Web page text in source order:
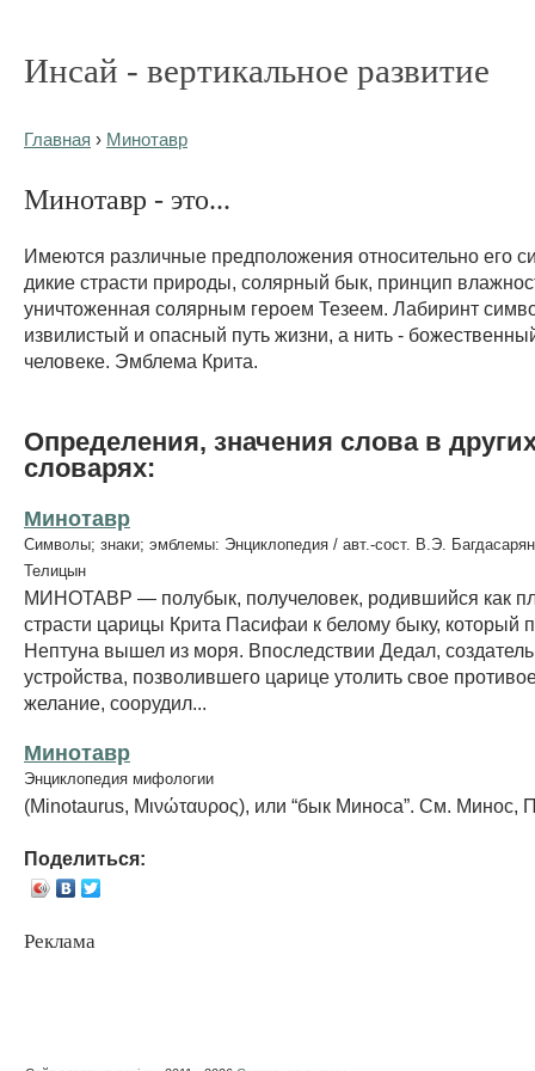
Инсай - вертикальное развитие
Главная › Минотавр
Минотавр - это...
Имеются различные предположения относительно его
дикие страсти природы, солярный бык, принцип
уничтоженная солярным героем Тезеем. Лабиринт
извилистый и опасный путь жизни, а нить -
человеке. Эмблема Крита.
Определения, значения слова в
словарях:
Минотавр
Символы; знаки; эмблемы: Энциклопедия / авт.-сост. В.Э.
Телицын
МИНОТАВР — полубык, получеловек, родившийся как
страсти царицы Крита Пасифаи к белому быку, который
Нептуна вышел из моря. Впоследствии Дедал,
устройства, позволившего царице утолить свое
желание, соорудил...
Минотавр
Энциклопедия мифологии
(Minotaurus, Μινώταυρος), или “бык Миноса”. См. Минос,
Поделиться:
Реклама